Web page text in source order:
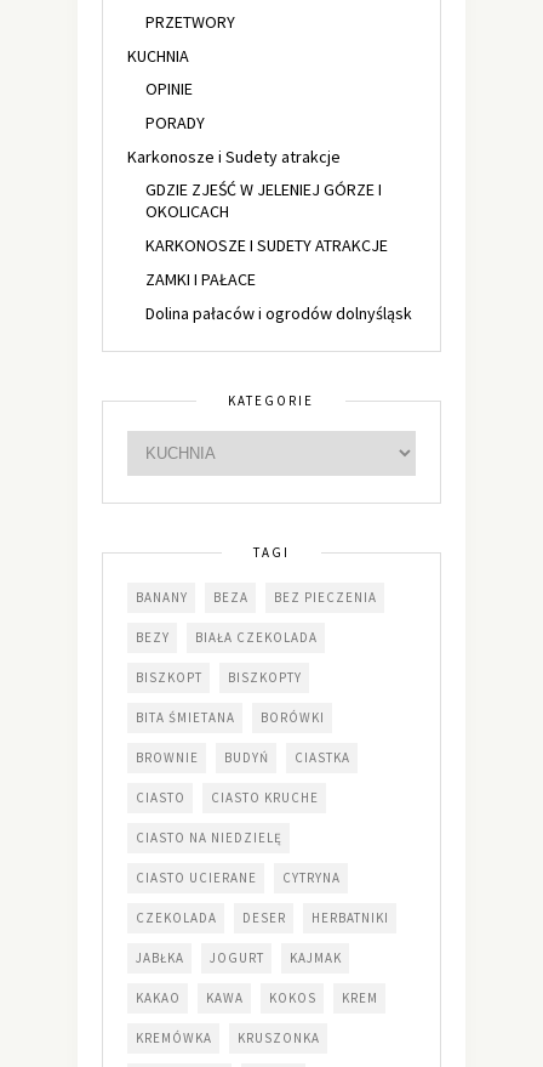
PRZETWORY
KUCHNIA
OPINIE
PORADY
Karkonosze i Sudety atrakcje
GDZIE ZJEŚĆ W JELENIEJ GÓRZE I
OKOLICACH
KARKONOSZE I SUDETY ATRAKCJE
ZAMKI I PAŁACE
Dolina pałaców i ogrodów dolnyśląsk
KATEGORIE
TAGI
BANANY BEZA BEZ PIECZENIA
BEZY BIAŁA CZEKOLADA
BISZKOPT BISZKOPTY
BITA ŚMIETANA BORÓWKI
BROWNIE BUDYŃ CIASTKA
CIASTO CIASTO KRUCHE
CIASTO NA NIEDZIELĘ
CIASTO UCIERANE CYTRYNA
CZEKOLADA DESER HERBATNIKI
JABŁKA JOGURT KAJMAK
KAKAO KAWA KOKOS KREM
KREMÓWKA KRUSZONKA